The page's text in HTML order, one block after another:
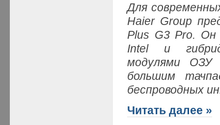
Для
Haier Group
Plus G3 Pro. Он
Intel и
модулями ОЗУ
большим
беспроводных
Читать далее »